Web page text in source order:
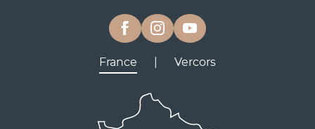
France Vercors
D531
Lyon